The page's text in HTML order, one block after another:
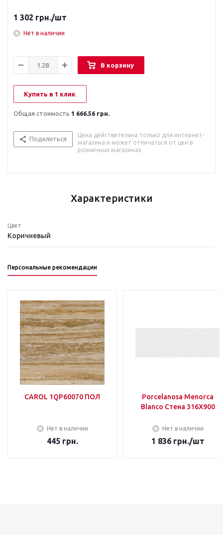
1 302 грн./шт
Нет в наличии
В корзину
Купить в 1 клик
Общая стоимость 1 666.56 грн.
Поделиться
Цена действительна только для интернет-
магазина и может отличаться от цен в
розничных магазинах
Характеристики
Цвет
Коричневый
Персональные рекомендации
CAROL 1QP60070 ПОЛ
Нет в наличии
445грн.
Porcelanosa Menorca
Blanco Стена 316Х900
Нет в наличии
1 836грн./шт